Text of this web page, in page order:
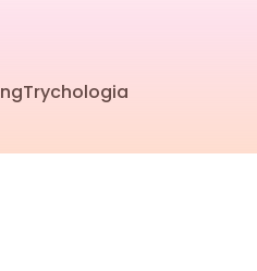
Trychologia